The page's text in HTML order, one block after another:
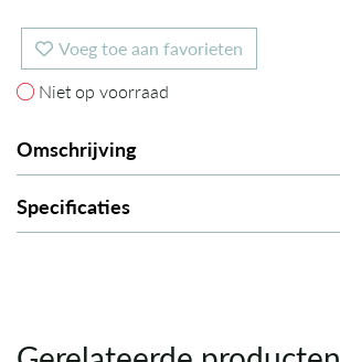
Voeg toe aan favorieten
Niet op voorraad
Niet op voorraad
Omschrijving
Specificaties